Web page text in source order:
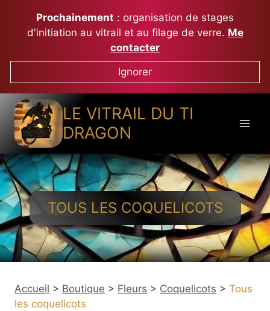
contenu
Prochainement : organisation de stages
d'initiation au vitrail et au filage de verre. Me
contacter
Ignorer
LE VITRAIL DU TI
DRAGON
TOUS LES COQUELICOTS
Accueil > Boutique > Fleurs > Coquelicots > Tous
les coquelicots